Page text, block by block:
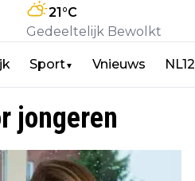
21°C
Gedeeltelijk Bewolkt
Sport▼ Vnieuws NL12
jongeren